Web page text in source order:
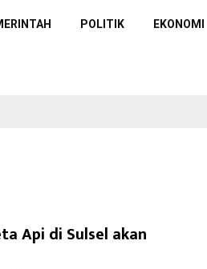
POLITIK EKONOMI
Api di Sulsel akan